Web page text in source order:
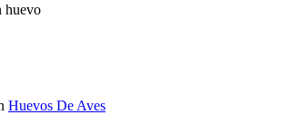
huevo
Huevos De Aves